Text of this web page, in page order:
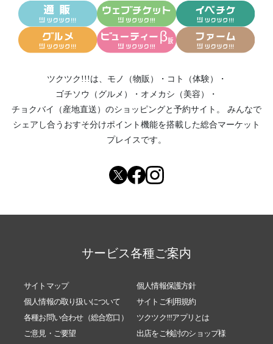
ツクツク!!!は、 モノ（物販） ・ コト（体験）
・
ゴチソウ（グルメ）
・ オメカシ（美容）
・
チョクバイ（産地直送） のショッピングと予約サイト。
みんなで
シェアし合う おすそ分けポイント機能を搭載した総合マーケット
プレイスです。
サービス各種ご案内
サイトマップ
個人情報保護方針
個人情報の取り扱いについて
サイトご利用規約
各種お問い合わせ（総合窓口）
ツクツク!!!アプリとは
ご意見・ご要望
出店をご検討のショップ様